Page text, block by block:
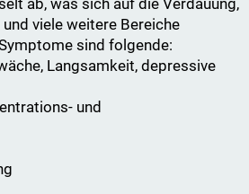
ab, was sich auf die Verdauung,
viele weitere Bereiche
sind folgende:
Langsamkeit, depressive
und